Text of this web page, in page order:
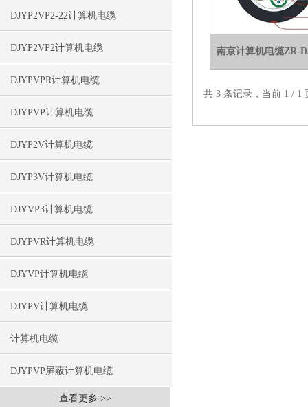
DJYP2VP2-22计算机电缆
DJYP2VP2计算机电缆
DJYPVPR计算机电缆
DJYPVP计算机电缆
DJYP2V计算机电缆
DJYP3V计算机电缆
DJYVP3计算机电缆
DJYPVR计算机电缆
DJYVP计算机电缆
DJYPV计算机电缆
计算机电缆
DJYPVP屏蔽计算机电缆
查看更多 >>
南京计算机电缆ZR-
共 3 条记录，当前 1 /